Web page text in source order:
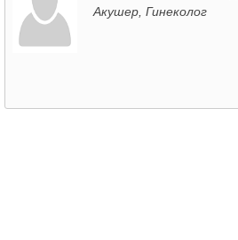
Акушер, Гинеколог